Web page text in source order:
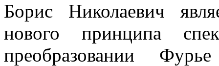
Борис Николаевич
нового принципа
преобразовании